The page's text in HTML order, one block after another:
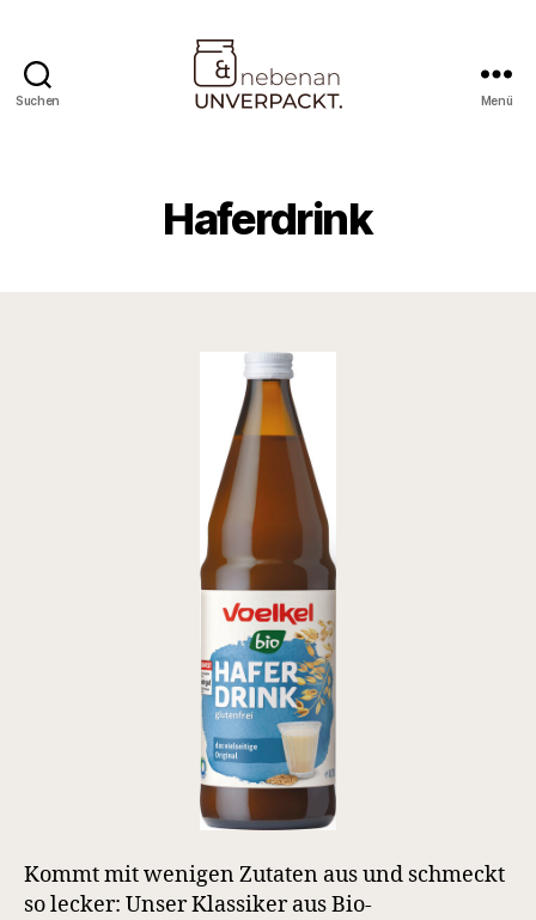
Suchen Menü
Haferdrink
Kommt mit wenigen Zutaten aus und schmeckt
so lecker: Unser Klassiker aus Bio-